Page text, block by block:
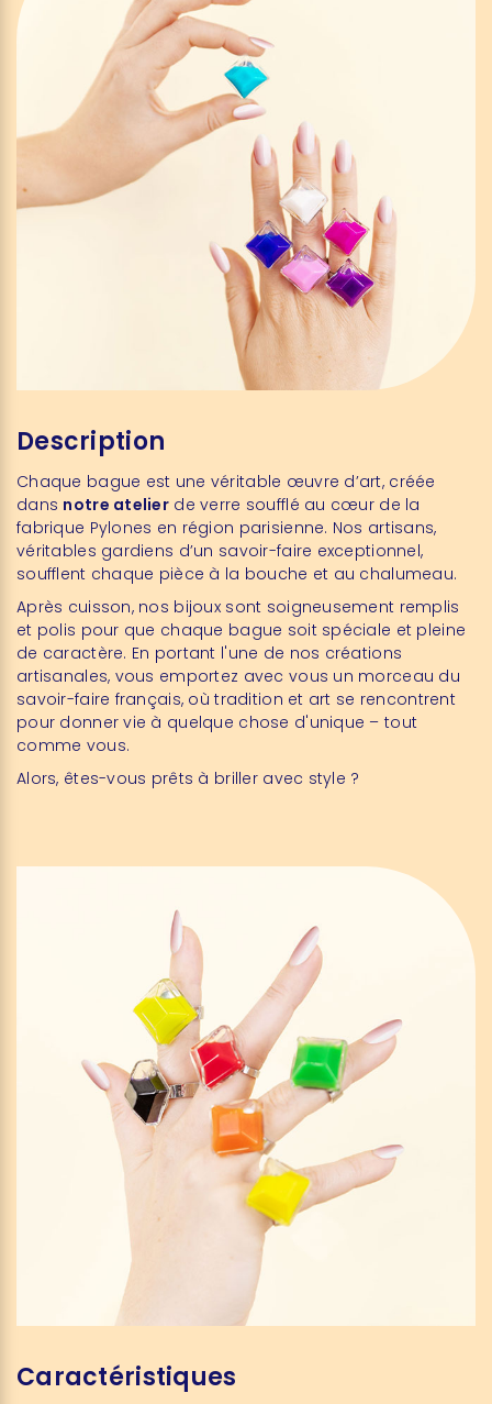
Description
Chaque bague est une véritable œuvre d’art, créée
dans notre atelier de verre soufflé au cœur de la
fabrique Pylones en région parisienne. Nos artisans,
véritables gardiens d’un savoir-faire exceptionnel,
soufflent chaque pièce à la bouche et au chalumeau.
Après cuisson, nos bijoux sont soigneusement remplis
et polis pour que chaque bague soit spéciale et pleine
de caractère. En portant l'une de nos créations
artisanales, vous emportez avec vous un morceau du
savoir-faire français, où tradition et art se rencontrent
pour donner vie à quelque chose d'unique – tout
comme vous.
Alors, êtes-vous prêts à briller avec style ?
Caractéristiques